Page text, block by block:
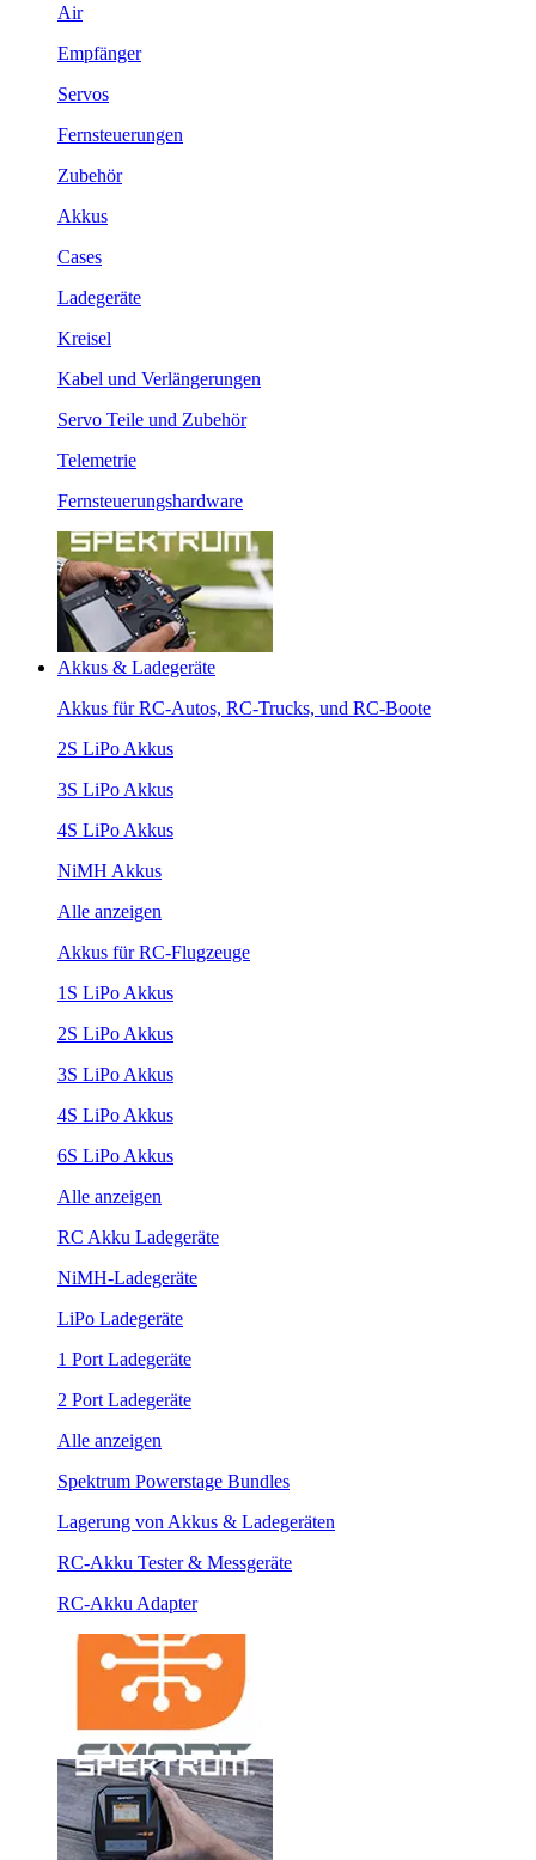
Air
Empfänger
Servos
Fernsteuerungen
Zubehör
Akkus
Cases
Ladegeräte
Kreisel
Kabel und Verlängerungen
Servo Teile und Zubehör
Telemetrie
Fernsteuerungshardware
Akkus & Ladegeräte
Akkus für RC-Autos, RC-Trucks, und RC-Boote
2S LiPo Akkus
3S LiPo Akkus
4S LiPo Akkus
NiMH Akkus
Alle anzeigen
Akkus für RC-Flugzeuge
1S LiPo Akkus
2S LiPo Akkus
3S LiPo Akkus
4S LiPo Akkus
6S LiPo Akkus
Alle anzeigen
RC Akku Ladegeräte
NiMH-Ladegeräte
LiPo Ladegeräte
1 Port Ladegeräte
2 Port Ladegeräte
Alle anzeigen
Spektrum Powerstage Bundles
Lagerung von Akkus & Ladegeräten
RC-Akku Tester & Messgeräte
RC-Akku Adapter